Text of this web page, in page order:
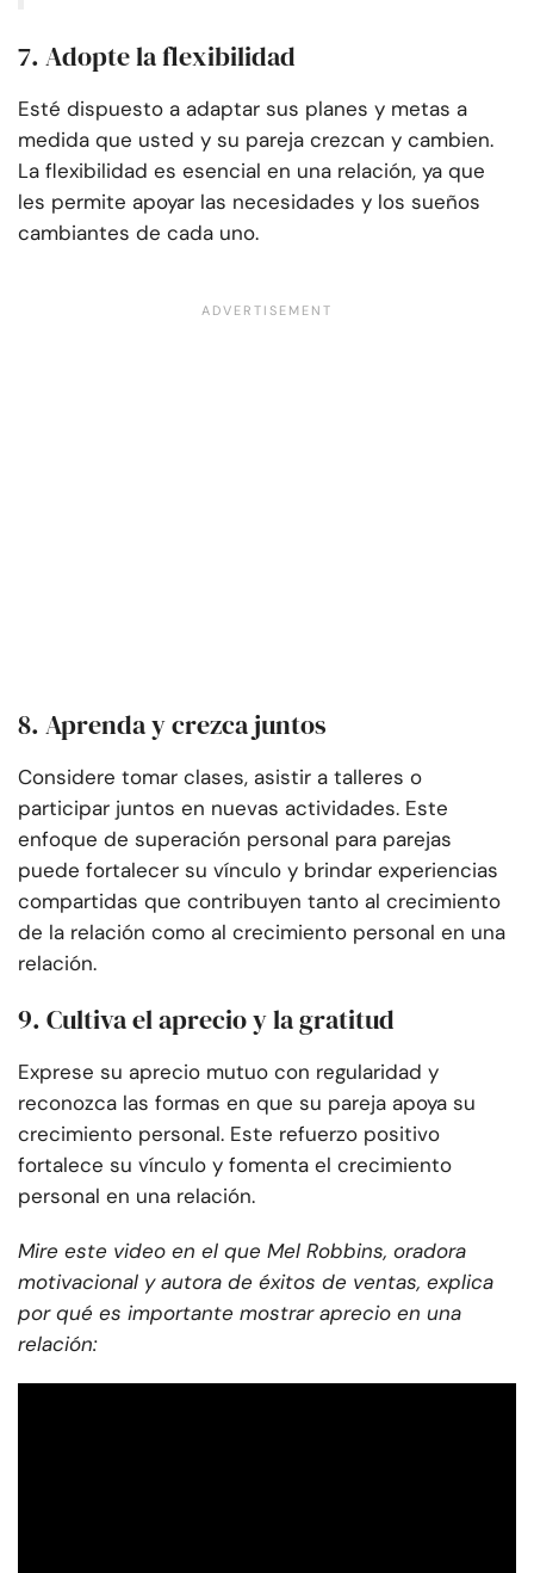
7. Adopte la flexibilidad
Esté dispuesto a adaptar sus planes y metas a
medida que usted y su pareja crezcan y cambien.
La flexibilidad es esencial en una relación, ya que
les permite apoyar las necesidades y los sueños
cambiantes de cada uno.
8. Aprenda y crezca juntos
Considere tomar clases, asistir a talleres o
participar juntos en nuevas actividades. Este
enfoque de superación personal para parejas
puede fortalecer su vínculo y brindar experiencias
compartidas que contribuyen tanto al crecimiento
de la relación como al crecimiento personal en una
relación.
9. Cultiva el aprecio y la gratitud
Exprese su aprecio mutuo con regularidad y
reconozca las formas en que su pareja apoya su
crecimiento personal. Este refuerzo positivo
fortalece su vínculo y fomenta el crecimiento
personal en una relación.
Mire este video en el que Mel Robbins, oradora
motivacional y autora de éxitos de ventas, explica
por qué es importante mostrar aprecio en una
relación: